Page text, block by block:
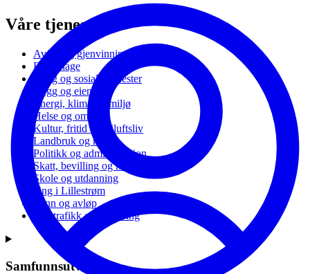
Våre tjenester
Avfall og gjenvinning
Barnehage
Bolig og sosiale tjenester
Bygg og eiendom
Energi, klima og miljø
Helse og omsorg
Kultur, fritid og friluftsliv
Landbruk og natur
Politikk og administrasjon
Skatt, bevilling og næring
Skole og utdanning
Ung i Lillestrøm
Vann og avløp
Vei, trafikk og parkering
Samfunnsutvikling